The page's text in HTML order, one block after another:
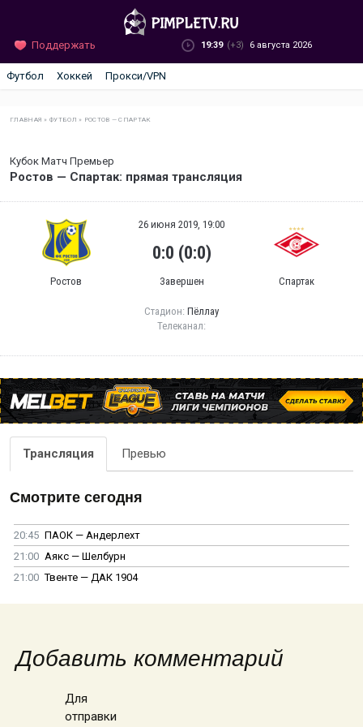
Поддержать 19:39 (+3) 6 августа 2026
Футбол Хоккей Прокси/VPN
ГЛАВНАЯ »ФУТБОЛ » РОСТОВ — СПАРТАК
Кубок Матч Премьер
Ростов — Спартак: прямая трансляция
Ростов
26 июня 2019, 19:00
0:0 (0:0)
Завершен Спартак
Стадион: Пёллау
Телеканал:
Трансляция Превью
Смотрите сегодня
20:45 ПАОК — Андерлехт
21:00 Аякс — Шелбурн
21:00 Твенте — ДАК 1904
Добавить комментарий
Для
отправки